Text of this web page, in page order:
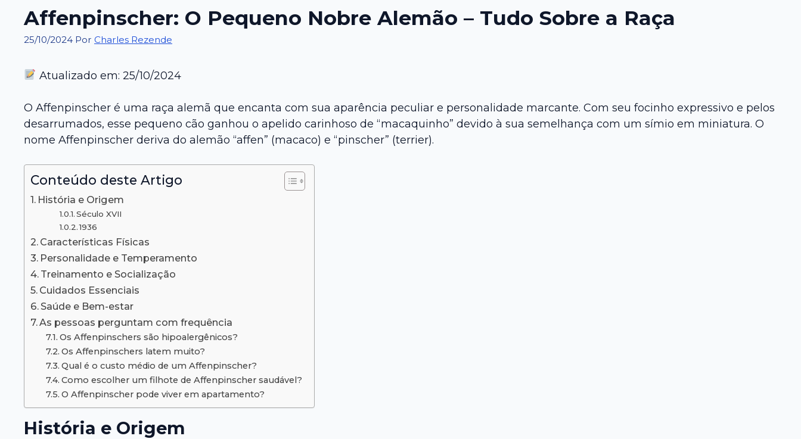
Affenpinscher: O Pequeno Nobre Alemão – Tudo Sobre a Raça
25/10/2024 Por Charles Rezende
Atualizado em: 25/10/2024
O Affenpinscher é uma raça alemã que encanta com sua aparência peculiar e personalidade marcante. Com seu focinho expressivo e pelos
desarrumados, esse pequeno cão ganhou o apelido carinhoso de “macaquinho” devido à sua semelhança com um símio em miniatura. O
nome Affenpinscher deriva do alemão “affen” (macaco) e “pinscher” (terrier).
Conteúdo deste Artigo
História e Origem
Século XVII
1936
Características Físicas
Personalidade e Temperamento
Treinamento e Socialização
Cuidados Essenciais
Saúde e Bem-estar
As pessoas perguntam com frequência
Os Affenpinschers são hipoalergênicos?
Os Affenpinschers latem muito?
Qual é o custo médio de um Affenpinscher?
Como escolher um filhote de Affenpinscher saudável?
O Affenpinscher pode viver em apartamento?
História e Origem